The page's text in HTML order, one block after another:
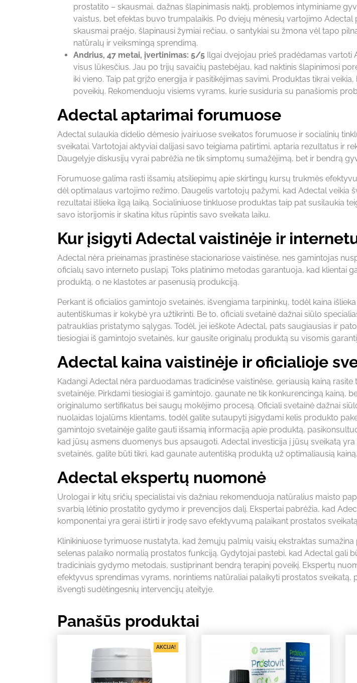
prostatito – skausmai, dažnas šlapinimasis naktį, problemos intyminiame
vaistus, bet efektas buvo trumpalaikis. Po dviejų mėnesių vartojimo Adectal
skausmai praėjo, šlapinausi žymiai rečiau, o santykiai su žmona vėl tapo
natūralų ir veiksmingą sprendimą.
Andrius, 47 metai, įvertinimas: 5/5 Ilgai dvejojau prieš pradėdamas vartoti
visus lūkesčius. Jau po trijų savaičių pastebėjau, kad naktinis šlapinimosi
iki vieno. Taip pat grįžo energija ir pasitikėjimas savimi. Produktas tikrai
poveikių. Rekomenduoju visiems vyrams, kurie susiduria su panašiomis
Adectal aptarimai forumuose
Adectal sulaukia didelio dėmesio įvairiuose sveikatos forumuose ir socialinių
sveikatai. Vartotojai aktyviai dalijasi savo teigiama patirtimi, aptaria rezultatus ir
Daugelyje diskusijų vyrai pabrėžia ne tik simptomų sumažėjimą, bet ir bendrą
Forumuose galima rasti išsamių atsiliepimų apie skirtingų kursų trukmės
dėl optimalaus vartojimo režimo. Daugelis vartotojų pažymi, kad Adectal veikia
rezultatai išlieka ilgą laiką. Socialiniuose tinkluose produktas taip pat susilaukia
savo istorijomis ir skatina kitus rūpintis savo sveikata laiku.
Kur įsigyti Adectal vaistinėje ir
Adectal nėra prieinamas įprastinėse stacionariose vaistinėse, nes gamintojas
oficialų savo interneto puslapį. Toks platinimo metodas garantuoja, kad klientai
produktą, o ne klastotes ar pasenusią produkciją.
Perkant iš oficialios gamintojo svetainės, išvengiama tarpininkų, todėl kaina
autentiškumas ir kokybė yra užtikrinti. Be to, oficiali svetainė dažnai siūlo
patrauklias pristatymo sąlygas. Todėl, jei ieškote Adectal, pats saugiausias ir
tiesiogiai iš gamintojo svetainės, kur gausite originalų produktą su visomis
Adectal kaina vaistinėje ir oficialioje
Kadangi Adectal nėra parduodamas tradicinėse vaistinėse, geriausią kainą
svetainėje. Pirkdami tiesiogiai iš gamintojo, gaunate ne tik konkurencingą kainą,
originalumo sertifikatus bei saugų mokėjimo procesą. Oficiali svetainė dažnai
nuolaidas lojalūms klientams, todėl galite sutaupyti įsigydami kelis produkto
gamintojo svetainėje galite gauti išsamią informaciją apie produktą,
kad jūsų asmens duomenys bus apsaugoti. Adectal investicija į jūsų sveikatą
svetainės, galite būti tikri, kad gaunate autentišką produktą už optimaliausią kainą.
Adectal ekspertų nuomonė
Urologai ir kitų sričių specialistai vis dažniau rekomenduoja natūralius maisto
svarbią lėtinio prostatito gydymo ir prevencijos dalį. Ekspertai pabrėžia, kad
komponentai yra gerai ištirti ir įrodę savo efektyvumą palaikant prostatos
Klinikiniuose tyrimuose nustatyta, kad žemųjų palmių vaisių ekstraktas
selenas palaiko normalią prostatos funkciją. Gydytojai pastebi, kad Adectal gali
tradiciniais gydymo metodais, sustiprinant bendrą terapinį poveikį. Ekspertų
efektyvus sprendimas vyrams, norintiems natūraliai palaikyti prostatos sveikatą,
išvengti sudėtingesnių intervencijų ateityje.
Panašūs produktai
AKCIJA!